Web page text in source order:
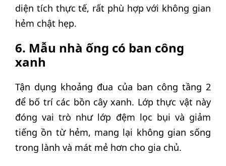
diện tích thực tế, rất phù hợp với không gian
hẻm chật hẹp.
6. Mẫu nhà ống có ban công
xanh
Tận dụng khoảng đua của ban công tầng 2
để bố trí các bồn cây xanh. Lớp thực vật này
đóng vai trò như lớp đệm lọc bụi và giảm
tiếng ồn từ hẻm, mang lại không gian sống
trong lành và mát mẻ hơn cho gia chủ.